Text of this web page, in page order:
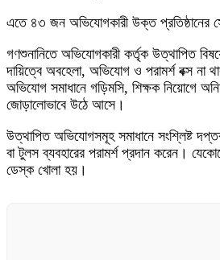
এতে ৪৩ জন অভিযোগকারী উক্ত প্রতিষ্ঠানের
গণশুনানিতে অভিযোগকারী কর্তৃক উত্থাপিত
দায়িত্বে অবহেলা, অভিযোগ ও পরামর্শ বক্স না
অভিযোগ সমাধানে গড়িমসি, শিক্ষক নিয়োগে
জোড়ালোভাবে উঠে আসে।
উত্থাপিত অভিযোগসমূহ সমাধানে সংশ্লিষ্ট
বা টুলস ব্যবহারের পরামর্শ প্রদান করেন।
ডেস্ক খোলা হয়।